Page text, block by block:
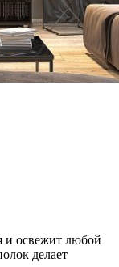
и освежит любой
делает